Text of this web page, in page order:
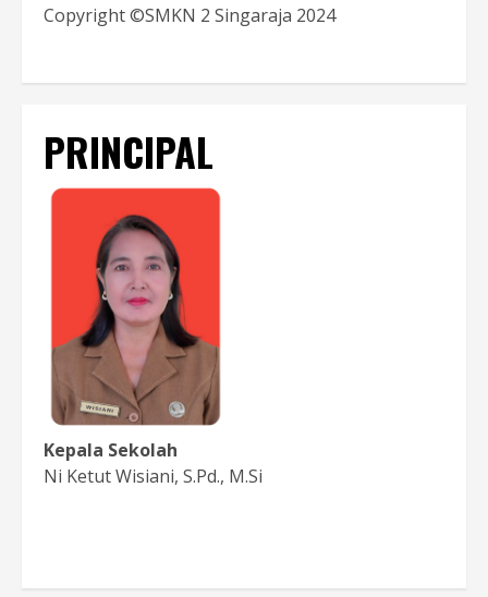
Copyright ©SMKN 2 Singaraja 2024
PRINCIPAL
Kepala Sekolah
Ni Ketut Wisiani, S.Pd., M.Si